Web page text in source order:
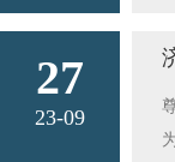
27
23-09